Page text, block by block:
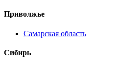
Приволжье
Самарская область
Сибирь